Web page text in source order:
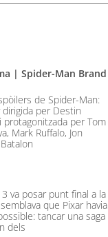
| Spider-Man Brand
de Spider-Man:
dirigida per Destin
protagonitzada per Tom
Mark Ruffalo, Jon
va posar punt final a la
que Pixar havia
tancar una saga
dels